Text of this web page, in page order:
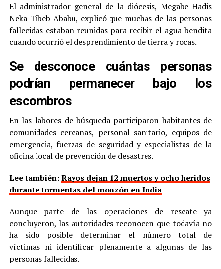
El administrador general de la diócesis, Megabe Hadis
Neka Tibeb Ababu, explicó que muchas de las personas
fallecidas estaban reunidas para recibir el agua bendita
cuando ocurrió el desprendimiento de tierra y rocas.
Se desconoce cuántas personas
podrían permanecer bajo los
escombros
En las labores de búsqueda participaron habitantes de
comunidades cercanas, personal sanitario, equipos de
emergencia, fuerzas de seguridad y especialistas de la
oficina local de prevención de desastres.
Lee también:Rayos dejan 12 muertos y ocho heridos
durante tormentas del monzón en India
Aunque parte de las operaciones de rescate ya
concluyeron, las autoridades reconocen que todavía no
ha sido posible determinar el número total de
víctimas ni identificar plenamente a algunas de las
personas fallecidas.